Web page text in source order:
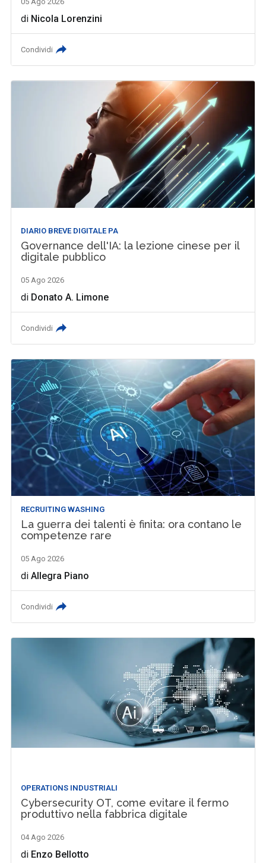
di Nicola Lorenzini
Condividi
DIARIO BREVE DIGITALE PA
Governance dell'IA: la lezione cinese per il
digitale pubblico
05 Ago 2026
di Donato A. Limone
Condividi
RECRUITING WASHING
La guerra dei talenti è finita: ora contano le
competenze rare
05 Ago 2026
diAllegra Piano
Condividi
OPERATIONS INDUSTRIALI
Cybersecurity OT, come evitare il fermo
produttivo nella fabbrica digitale
04 Ago 2026
di Enzo Bellotto